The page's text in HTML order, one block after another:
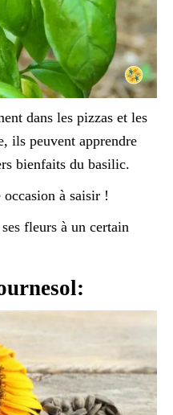
dans les pizzas et les
ils peuvent apprendre
bienfaits du basilic.
à saisir !
fleurs à un certain